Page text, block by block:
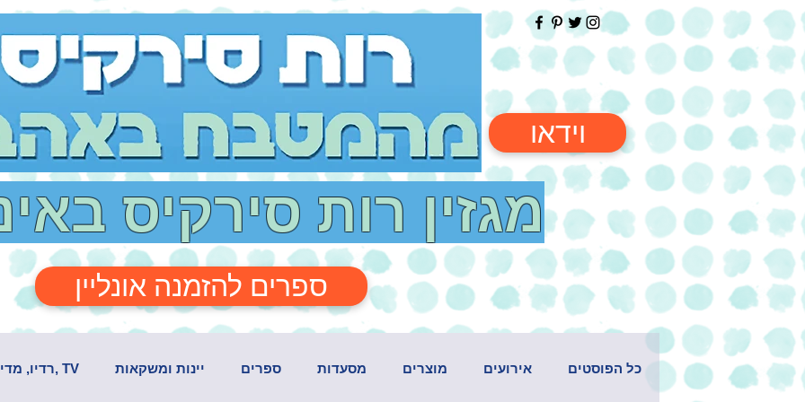
וידאו
מגזין רות סירקיס
ספרים להזמנה אונליין
כל הפוסטים אירועים מוצרים מסעדות ספרים יינות ומשקאות TV ,רדיו, מדיה